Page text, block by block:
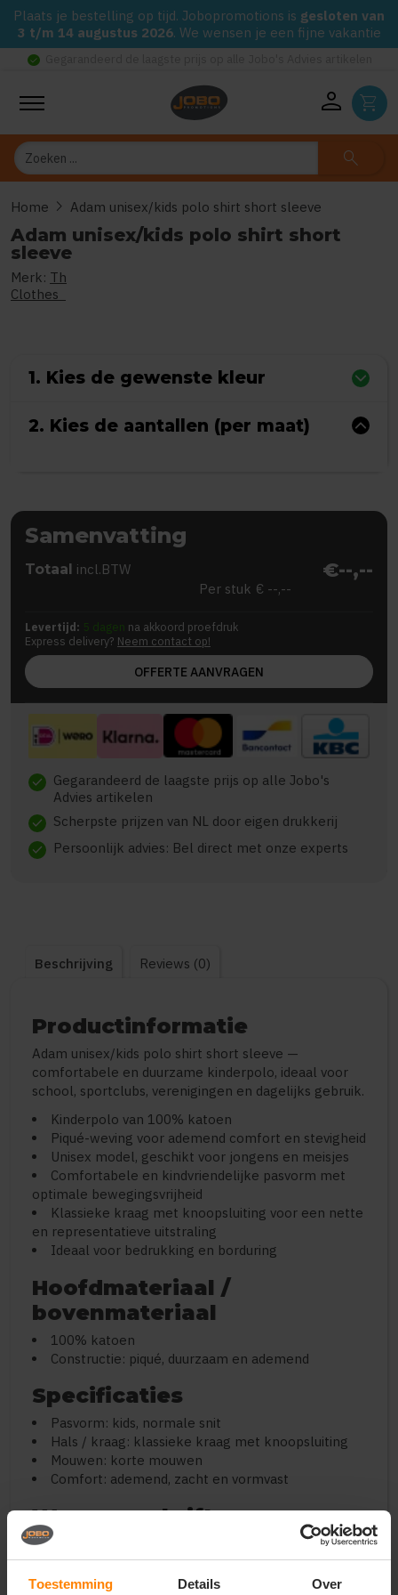
Toestemming Details Over
Plaats je bestelling op tijd. Jobopromotions is gesloten van
3 t/m 14 augustus 2026. We wensen je een fijne vakantie
check_circle
person shopping_cart
Zoeken search
Home chevron_right Adam unisex/kids polo shirt short sleeve
Adam unisex/kids polo shirt short
sleeve
Merk: Th
Clothes
1. Kies de gewenste kleur
2. Kies de aantallen (per maat)
Samenvatting
Totaal incl.BTW €--,--
Per stuk € --,--
Levertijd: 5 dagen na akkoord proefdruk
Express delivery? Neem contact op!
OFFERTE AANVRAGEN
check Gegarandeerd de laagste prijs op alle Jobo's
Advies artikelen
check Scherpste prijzen van NL door eigen drukkerij
check Persoonlijk advies: Bel direct met onze experts
Beschrijving Reviews (0)
Productinformatie
Adam unisex/kids polo shirt short sleeve —
comfortabele en duurzame kinderpolo, ideaal voor
school, sportclubs, verenigingen en dagelijks gebruik.
Kinderpolo van 100% katoen
Piqué-weving voor ademend comfort en stevigheid
Unisex model, geschikt voor jongens en meisjes
Comfortabele en kindvriendelijke pasvorm met
optimale bewegingsvrijheid
Klassieke kraag met knoopsluiting voor een nette
en representatieve uitstraling
Ideaal voor bedrukking en borduring
Hoofdmateriaal /
bovenmateriaal
100% katoen
Constructie: piqué, duurzaam en ademend
Specificaties
Pasvorm: kids, normale snit
Hals / kraag: klassieke kraag met knoopsluiting
Mouwen: korte mouwen
Comfort: ademend, zacht en vormvast
Wasvoorschriften
Machinewasbaar volgens label
Niet bleken
Strijken volgens label